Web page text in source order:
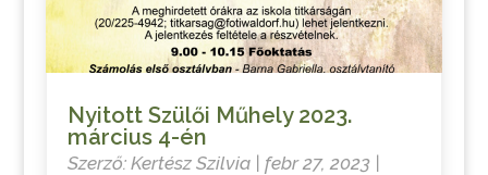
Nyitott Szülői Műhely 2023.
március 4-én
Szerző: Kertész Szilvia| febr 27, 2023|